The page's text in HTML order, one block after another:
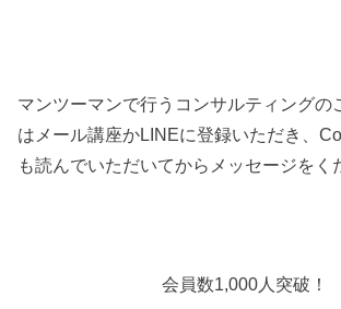
マンツーマンで行うコンサルティングの
はメール講座かLINEに登録いただき、
も読んでいただいてからメッセージをく
会員数1,000人突破！